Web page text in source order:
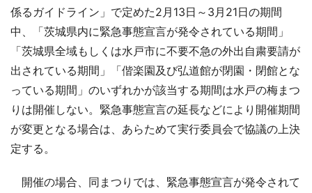
係るガイドライン」で定めた2月13日～3月21日の期間
中、「茨城県内に緊急事態宣言が発令されている期間」
「茨城県全域もしくは水戸市に不要不急の外出自粛要請が
出されている期間」「偕楽園及び弘道館が閉園・閉館とな
っている期間」のいずれかが該当する期間は水戸の梅まつ
りは開催しない。緊急事態宣言の延長などにより開催期間
が変更となる場合は、あらためて実行委員会で協議の上決
定する。
開催の場合、同まつりでは、緊急事態宣言が発令されて